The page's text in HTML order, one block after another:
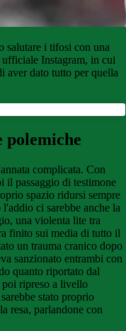
salutare i tifosi con una
Instagram, in cui
aver dato tutto per quella
polemiche
complicata. Con
il passaggio di testimone
spazio ridursi sempre
ci sarebbe anche la
una violenta lite tra
finito sui media di tutto il
un trauma cranico dopo
sanzionato entrambi con
quanto riportato dal
poi ripreso a livello
stato proprio
resa, parlandone con